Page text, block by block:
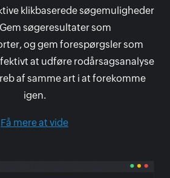
klikbaserede søgemuligheder
søgeresultater som
og gem forespørgsler som
at udføre rodårsagsanalyse
af samme art i at forekomme
igen.
Få mere at vide